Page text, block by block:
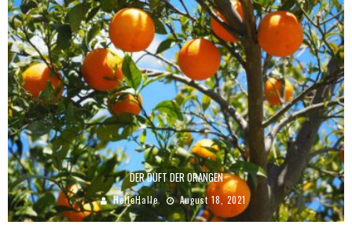
DER DUFT DER ORANGEN
HelleHalle August 18, 2021